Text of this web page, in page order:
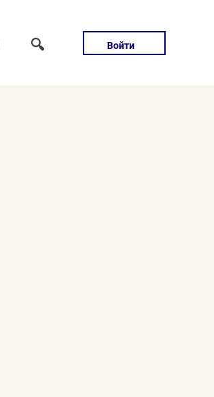
🔍 Войти